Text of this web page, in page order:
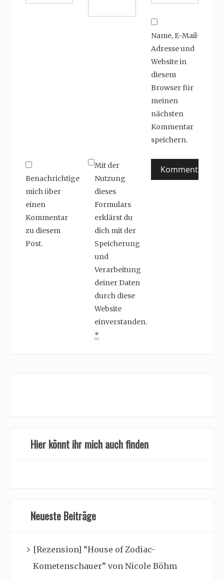
Name, E-Mail-
Adresse und
Website in
diesem
Browser für
meinen
nächsten
Kommentar
speichern.
Benachrichtige
mich über
einen
Kommentar
zu diesem
Post.
Mit der
Nutzung
dieses
Formulars
erklärst du
dich mit der
Speicherung
und
Verarbeitung
deiner Daten
durch diese
Website
einverstanden.
*
Hier könnt ihr mich auch finden
Neueste Beiträge
[Rezension] “House of Zodiac-
Kometenschauer” von Nicole Böhm